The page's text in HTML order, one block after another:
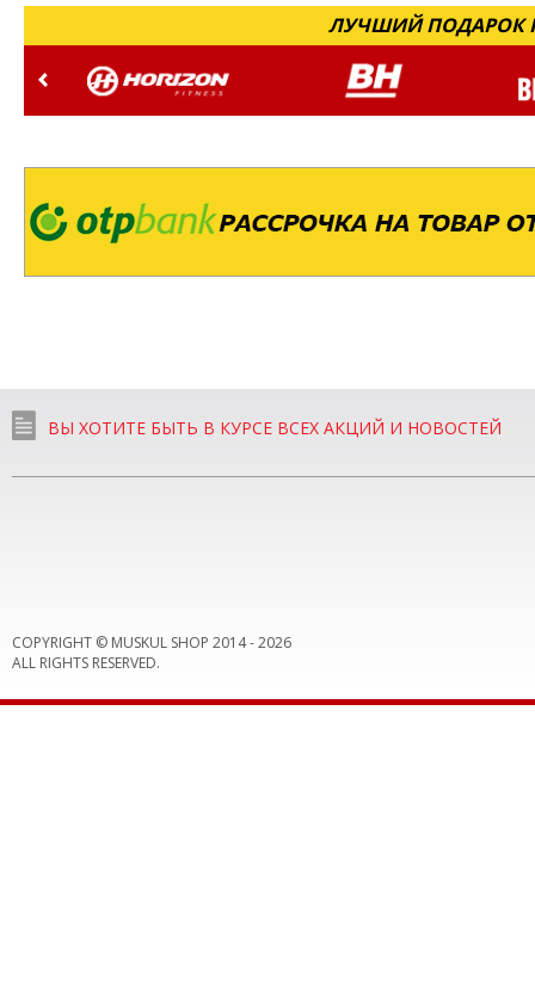
ЛУЧШИЙ ПОДАРОК
ВЫ ХОТИТЕ БЫТЬ В КУРСЕ ВСЕХ АКЦИЙ И НОВОСТЕЙ
COPYRIGHT © MUSKUL SHOP 2014 -2026
ALL RIGHTS RESERVED.